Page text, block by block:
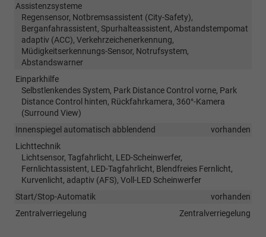
Assistenzsysteme
Regensensor, Notbremsassistent (City-Safety),
Berganfahrassistent, Spurhalteassistent, Abstandstempomat
adaptiv (ACC), Verkehrzeichenerkennung,
Müdigkeitserkennungs-Sensor, Notrufsystem,
Abstandswarner
Einparkhilfe
Selbstlenkendes System, Park Distance Control vorne, Park
Distance Control hinten, Rückfahrkamera, 360°-Kamera
(Surround View)
Innenspiegel automatisch abblendend
vorhanden
Lichttechnik
Lichtsensor, Tagfahrlicht, LED-Scheinwerfer,
Fernlichtassistent, LED-Tagfahrlicht, Blendfreies Fernlicht,
Kurvenlicht, adaptiv (AFS), Voll-LED Scheinwerfer
Start/Stop-Automatik
vorhanden
Zentralverriegelung
Zentralverriegelung